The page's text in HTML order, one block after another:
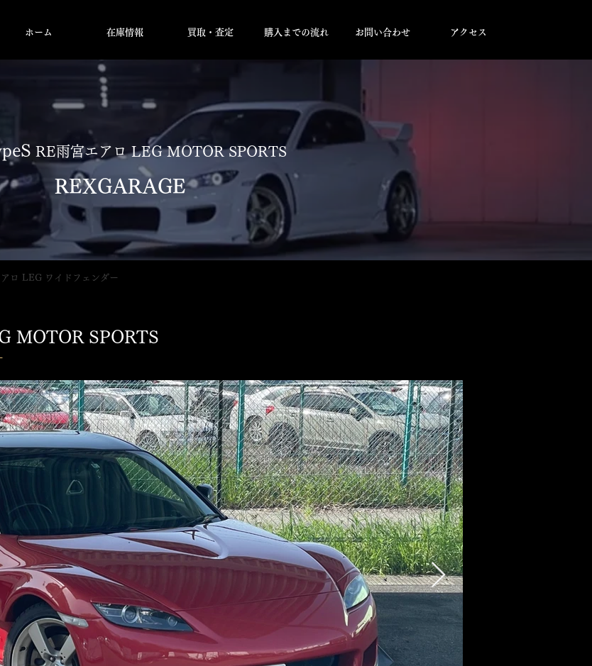
ホーム 在庫情報 買取・査定 購入までの流れ お問い合わせ アクセス
RE雨宮エアロ LEG MOTOR SPORTS
​ REXGARAGE
ロ LEG ワイドフェンダー
MOTOR SPORTS